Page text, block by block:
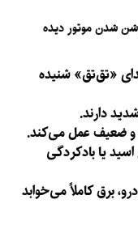
شدن موتور دیده
«تق‌تق» شنیده
دارند.
و ضعیف عمل می‌کند.
یا بادکردگی
برق کاملاً می‌خوابد